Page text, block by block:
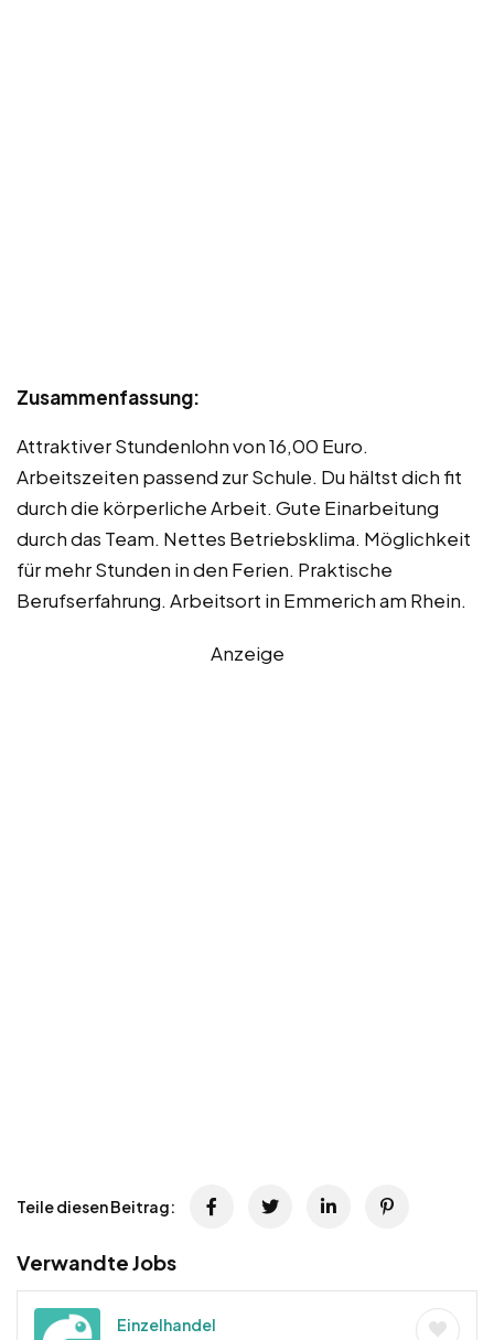
Zusammenfassung:
Attraktiver Stundenlohn von 16,00 Euro.
Arbeitszeiten passend zur Schule. Du hältst dich fit
durch die körperliche Arbeit. Gute Einarbeitung
durch das Team. Nettes Betriebsklima. Möglichkeit
für mehr Stunden in den Ferien. Praktische
Berufserfahrung. Arbeitsort in Emmerich am Rhein.
Anzeige
Teile diesen Beitrag:
Verwandte Jobs
Einzelhandel